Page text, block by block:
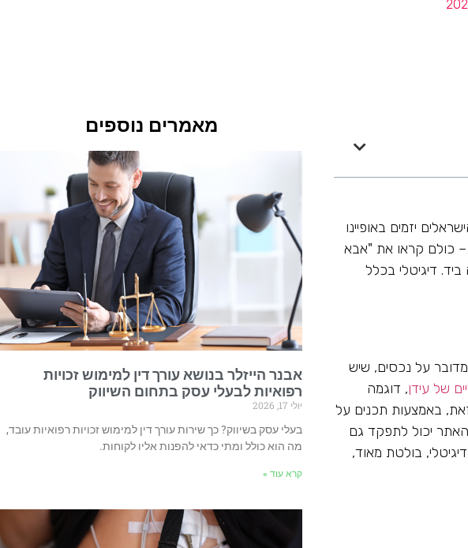
יזמים באופיינו
כולם קראו את "אבא
דיגיטלי בכלל
על נכסים, שיש
של עידן, דוגמה
באמצעות תכנים על
האתר יכול לתפקד גם
בולטת מאוד,
מאמרים נוספים
אבנר הייזלר בנושא עורך דין למימוש זכויות
רפואיות לבעלי עסק בתחום השיווק
יולי 17, 2026
בעלי עסק בשיווק? כך שירות עורך דין למימוש זכויות רפואיות עובד,
מה הוא כולל ומתי כדאי להפנות אליו לקוחות.
קרא עוד »